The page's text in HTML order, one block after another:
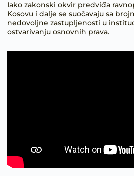
Iako zakonski okvir predviđa
Kosovu i dalje se suočavaju sa
nedovoljne zastupljenosti u
ostvarivanju osnovnih prava.